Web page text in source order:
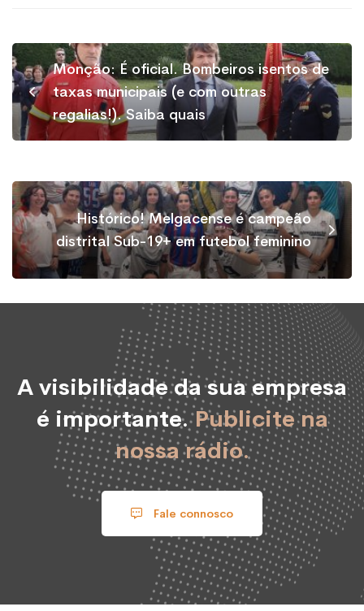
Monção: É oficial. Bombeiros isentos de
taxas municipais (e com outras
regalias!). Saiba quais
Histórico! Melgacense é campeão
distrital Sub-19+ em futebol feminino
A visibilidade da sua empresa
é importante.Publicite na
nossa rádio.
Fale connosco